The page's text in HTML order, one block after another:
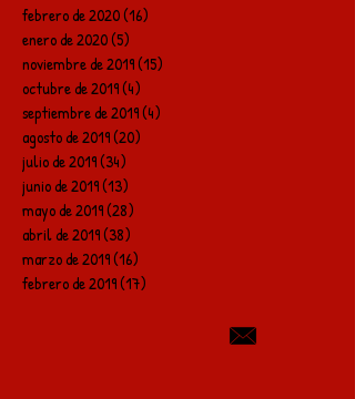
febrero de 2020(16)
enero de 2020(5)
noviembre de 2019(15)
octubre de 2019(4)
septiembre de 2019(4)
agosto de 2019(20)
julio de 2019(34)
junio de 2019(13)
mayo de 2019(28)
abril de 2019(38)
marzo de 2019(16)
febrero de 2019(17)